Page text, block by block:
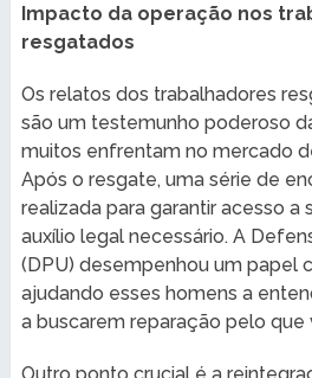
Impacto da operação nos
resgatados
Os relatos dos trabalhadores
são um testemunho poderoso
muitos enfrentam no mercado
Após o resgate, uma série de
realizada para garantir acesso a
auxílio legal necessário. A
(DPU) desempenhou um papel
ajudando esses homens a
a buscarem reparação pelo que
Outro ponto crucial é a